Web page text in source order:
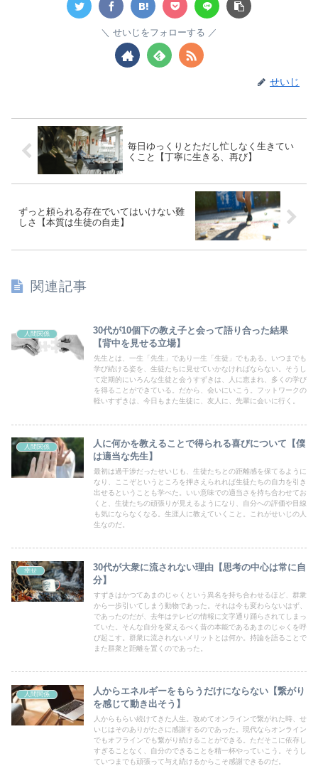
せいじをフォローする
せいじ
毎日ゆっくりとただし忙しなく生きてい
くこと【丁寧に生きる、再び】
ずっと頼られる存在でいてはいけない難
しさ【本質は生徒の自走】
関連記事
人間関係
30代が10個下の教え子と会って語り合った結果
【背中を見せる立場】
先生とは、一生「先生」であり一生「生徒」でもある。いつまでも
学び続ける姿を、生徒たちに見せていかなければならない。そうし
て定期的にいろんな生徒と会うすずきは、人に恵まれ、多くの学び
を得ることができている。だから、会いにいこう。フットワークの
軽いすずきは、今日もまた生徒に、友人に、先輩に会いに行く。
人間関係
人に何かを教えることで得られる喜びについて【僕
は適当な先生】
最初は過干渉だったせいじも、生徒たちとの距離感を保てるように
なり、ここぞというところを押さえられれば生徒たちの自力を引き
出せるということも学べた。いい意味での適当さを持ち合わせてお
くと、生徒たちの頑張りが見えるようになり、自分への評価や目線
も気にならなくなる。生涯人に教えていくこと。これがせいじの人
生なのだ。
幸せ
30代が大衆に流されない理由【思考の中心は常に自
分】
すずきはかつてあまのじゃくという異名を持ち合わせるほど、群衆
から一歩引いてしまう動物であった。それは今も変わらないはず、
であったのだが、去年はテレビの情報に文字通り踊らされてしまっ
ていた。そんな自分を変えるべく昔の本能であるあまのじゃくを呼
び起こす。群衆に流されないメリットとは何か。持論を語ることで
また群衆と距離を置くのであった。
人間関係
人からエネルギーをもらうだけにならない【繋がり
を感じて動き出そう】
人からもらい続けてきた人生。改めてオンラインで繋がれた時、せ
いじはそのありがたさに感謝するのであった。現代ならオンライン
でもオフラインでも繋がり続けることができる。ただそこに依存し
すぎることなく、自分のできることを精一杯やっていこう。そうし
ていつまでも頑張って与え続けるからこそ感謝できるのだ。